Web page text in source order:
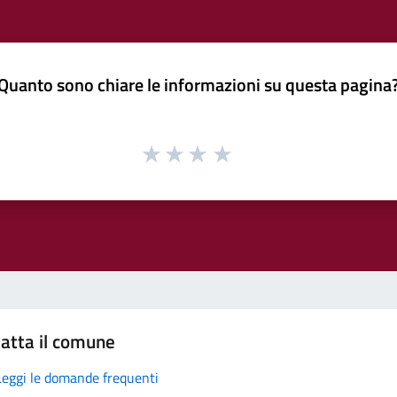
sono chiare le informazioni su questa
il comune
le domande frequenti